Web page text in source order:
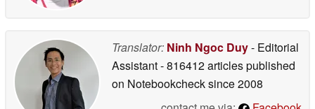
Translator: Ninh Ngoc Duy- Editorial
Assistant- 816412 articles published
on Notebookchecksince 2008